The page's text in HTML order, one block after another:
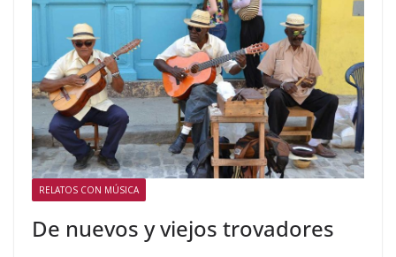
RELATOS CON MÚSICA
De nuevos y viejos trovadores